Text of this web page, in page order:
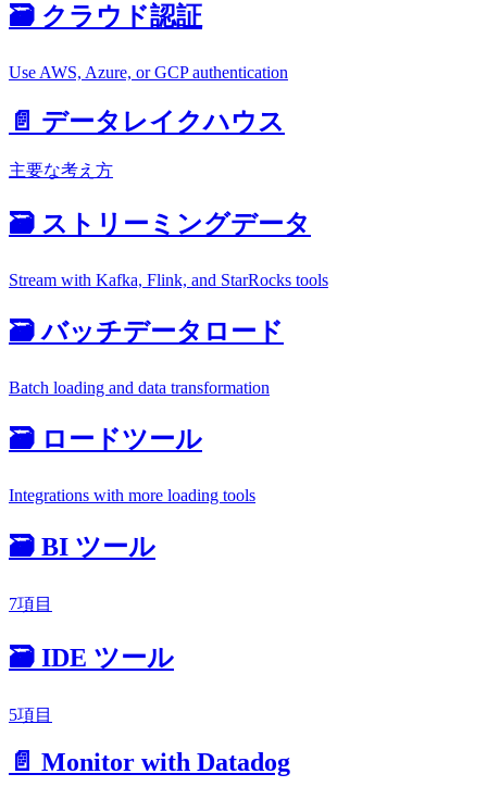
🗃️ クラウド認証
Use AWS, Azure, or GCP authentication
📄️ データレイクハウス
主要な考え方
🗃️ ストリーミングデータ
Stream with Kafka, Flink, and StarRocks tools
🗃️ バッチデータロード
Batch loading and data transformation
🗃️ ロードツール
Integrations with more loading tools
🗃️ BI ツール
7項目
🗃️ IDE ツール
5項目
📄️ Monitor with Datadog